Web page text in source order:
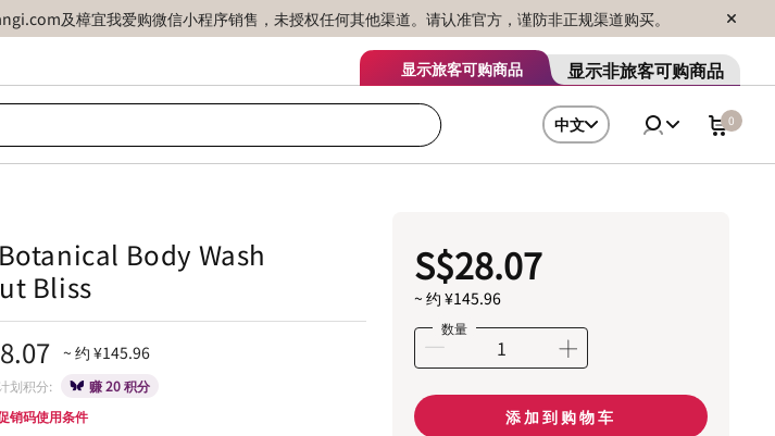
及樟宜我爱购微信小程序销售，未授权任何其他渠道。请认准官方，谨防非正规渠道购买。
显示旅客可购商品 显示非旅客可购商品
中文 0
Body Wash
Bliss
~ 约 ¥145.96
划积分:
赚 20 积分
销码使用条件
S$28.07
~ 约 ¥145.96
数量
添加到购物车